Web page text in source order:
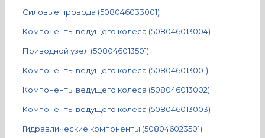
Силовые провода (508046033001)
Компоненты ведущего колеса (508046013004)
Приводной узел (508046013501)
Компоненты ведущего колеса (508046013001)
Компоненты ведущего колеса (508046013002)
Компоненты ведущего колеса (508046013003)
Гидравлические компоненты (508046023501)